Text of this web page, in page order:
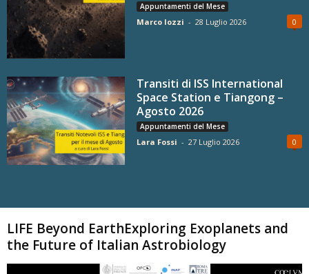
Appuntamenti del Mese
Marco Iozzi - 28 Luglio 2026 0
Transiti di ISS International
Space Station e Tiangong –
Agosto 2026
Appuntamenti del Mese
Lara Fossi - 27 Luglio 2026 0
LIFE Beyond EarthExploring Exoplanets and
the Future of Italian Astrobiology